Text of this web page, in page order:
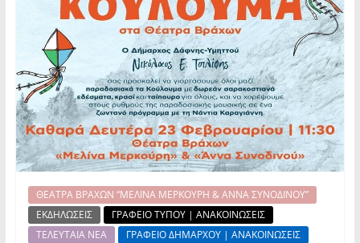
ΘΕΑΤΡΑ ΒΡΑΧΩΝ “ΜΕΛΙΝΑ ΜΕΡΚΟΥΡΗ & ΑΝΝΑ ΣΥΝΟΔΙΝΟΥ”
ΕΚΔΗΛΩΣΕΙΣ
ΓΡΑΦΕΙΟ ΤΥΠΟΥ | ΑΝΑΚΟΙΝΩΣΕΙΣ
ΤΕΛΕΥΤΑΙΑ ΝΕΑ
ΓΡΑΦΕΙΟ ΔΗΜΑΡΧΟΥ | ΑΝΑΚΟΙΝΩΣΕΙΣ